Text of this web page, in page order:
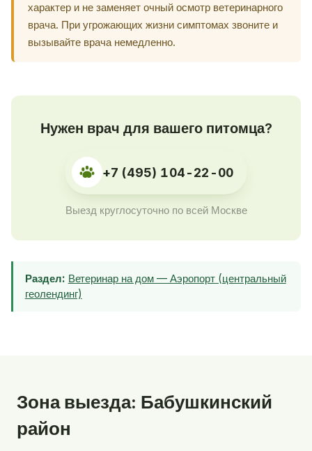
характер и не заменяет очный осмотр ветеринарного
врача. При угрожающих жизни симптомах звоните и
вызывайте врача немедленно.
Нужен врач для вашего питомца?
+7 (495) 104-22-00
Выезд круглосуточно по всей Москве
Раздел: Ветеринар на дом — Аэропорт (центральный
геолендинг)
Зона выезда: Бабушкинский
район